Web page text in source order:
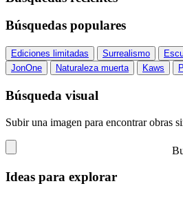
Búsquedas populares
Ediciones limitadas Surrealismo
JonOne
Naturaleza muerta Kaws
Búsqueda visual
Subir una imagen para encontrar obras
Ideas para explorar